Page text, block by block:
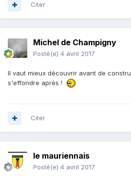
Citer
Michel de Champigny
Posté(e) 4 avril 2017
Il vaut mieux découvrir avant de
s'effondre après !
Citer
le mauriennais
Posté(e) 4 avril 2017